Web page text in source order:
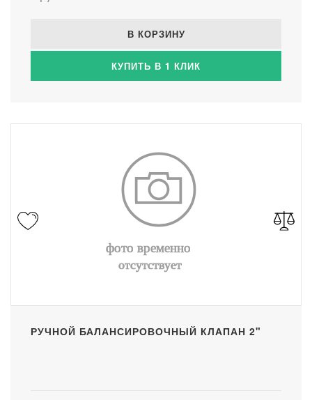
В КОРЗИНУ
КУПИТЬ В 1 КЛИК
РУЧНОЙ БАЛАНСИРОВОЧНЫЙ КЛАПАН 2"